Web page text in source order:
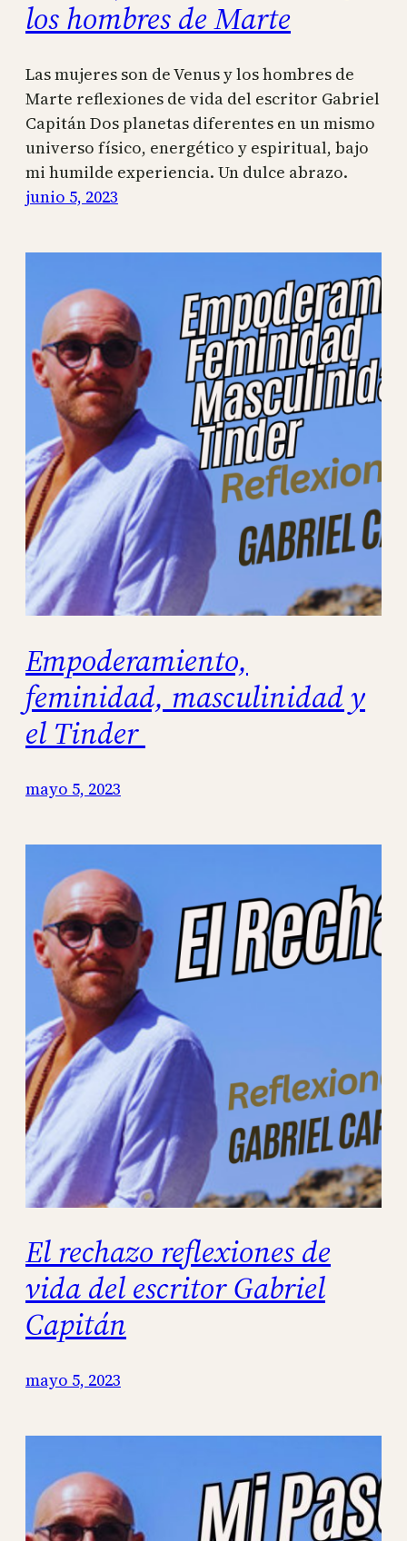
los hombres de Marte
Las mujeres son de Venus y los hombres de
Marte reflexiones de vida del escritor Gabriel
Capitán Dos planetas diferentes en un mismo
universo físico, energético y espiritual, bajo
mi humilde experiencia. Un dulce abrazo.
junio 5, 2023
Empoderamiento,
feminidad, masculinidad y
el Tinder
mayo 5, 2023
El rechazo reflexiones de
vida del escritor Gabriel
Capitán
mayo 5, 2023